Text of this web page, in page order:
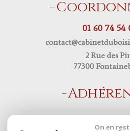
01 60 74 54
2 Rue des
77300
On en